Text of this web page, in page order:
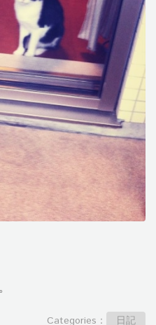
Categories： 日記